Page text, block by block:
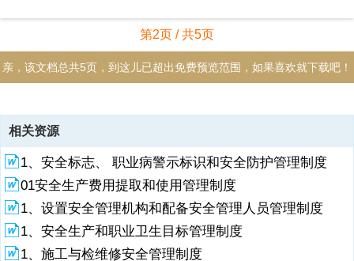
第2页 / 共5页
亲，该文档总共5页，到这儿已超出免费预览范围，如果喜欢就下载吧！
资源描述
1、1 方针和原则1.1消防安全管理以“预防为主，防消结合”为基本方
针；实行“谁管理，谁负责；谁使用，谁维护”的原则。2 组织管理2.1车
间要建立、健全职工岗位消防安全责任制，明确各岗位的防火责任区和
消防职责。2.2车间要对职工进行经常性的消防安全宣传教育，普及消
防知识，增强安全观念：让职工懂得本岗位有什么火灾危险，懂得预防
措施，懂得灭火方法；会报警，会使用消防器材，会处理事故苗头。3
消防安全责任3.1 车间主任作为水汽车间消防安全第一责任人，应当履
相关资源
1、安全标志、 职业病警示标识和安全防护管理制度
01安全生产费用提取和使用管理制度
1、设置安全管理机构和配备安全管理人员管理制度
1、安全生产和职业卫生目标管理制度
1、施工与检维修安全管理制度